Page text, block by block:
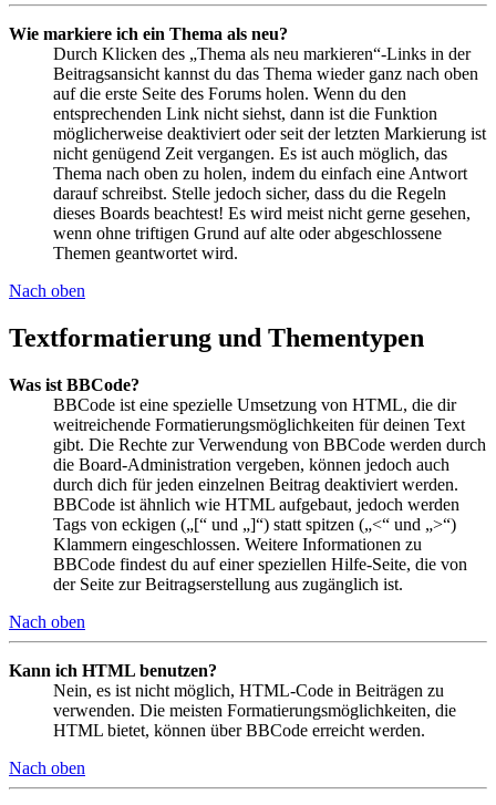
Wie markiere ich ein Thema als neu?
Durch Klicken des „Thema als neu markieren“-Links in der
Beitragsansicht kannst du das Thema wieder ganz nach oben
auf die erste Seite des Forums holen. Wenn du den
entsprechenden Link nicht siehst, dann ist die Funktion
möglicherweise deaktiviert oder seit der letzten Markierung ist
nicht genügend Zeit vergangen. Es ist auch möglich, das
Thema nach oben zu holen, indem du einfach eine Antwort
darauf schreibst. Stelle jedoch sicher, dass du die Regeln
dieses Boards beachtest! Es wird meist nicht gerne gesehen,
wenn ohne triftigen Grund auf alte oder abgeschlossene
Themen geantwortet wird.
Nach oben
Textformatierung und Thementypen
Was ist BBCode?
BBCode ist eine spezielle Umsetzung von HTML, die dir
weitreichende Formatierungsmöglichkeiten für deinen Text
gibt. Die Rechte zur Verwendung von BBCode werden durch
die Board-Administration vergeben, können jedoch auch
durch dich für jeden einzelnen Beitrag deaktiviert werden.
BBCode ist ähnlich wie HTML aufgebaut, jedoch werden
Tags von eckigen („[“ und „]“) statt spitzen („<“ und „>“)
Klammern eingeschlossen. Weitere Informationen zu
BBCode findest du auf einer speziellen Hilfe-Seite, die von
der Seite zur Beitragserstellung aus zugänglich ist.
Nach oben
Kann ich HTML benutzen?
Nein, es ist nicht möglich, HTML-Code in Beiträgen zu
verwenden. Die meisten Formatierungsmöglichkeiten, die
HTML bietet, können über BBCode erreicht werden.
Nach oben